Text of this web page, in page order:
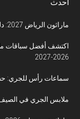
أحدث
ماراثون الرياض 2027: دليلكم الشامل لسباق العاصمة المرتقب
اكتشف أفضل سباقات
2026-2027
سماعات رأس للجري:
ملابس الجري في